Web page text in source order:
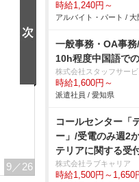
9 ／26
時給1,240円～
アルバイト・パート / 大
一般事務・OA事
10h程度中国語で
株式会社スタッフサービ
時給1,600円～
派遣社員 / 愛知県
コールセンター「
ー」/受電のみ週2
テリアに関する受
株式会社ラブキャリア
時給1,500円～1,650